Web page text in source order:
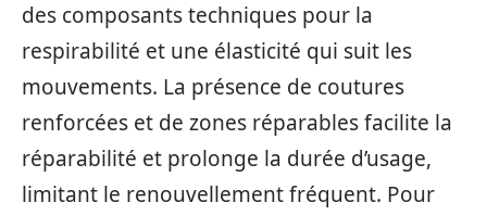
des composants techniques pour la
respirabilité et une élasticité qui suit les
mouvements. La présence de coutures
renforcées et de zones réparables facilite la
réparabilité et prolonge la durée d’usage,
limitant le renouvellement fréquent. Pour